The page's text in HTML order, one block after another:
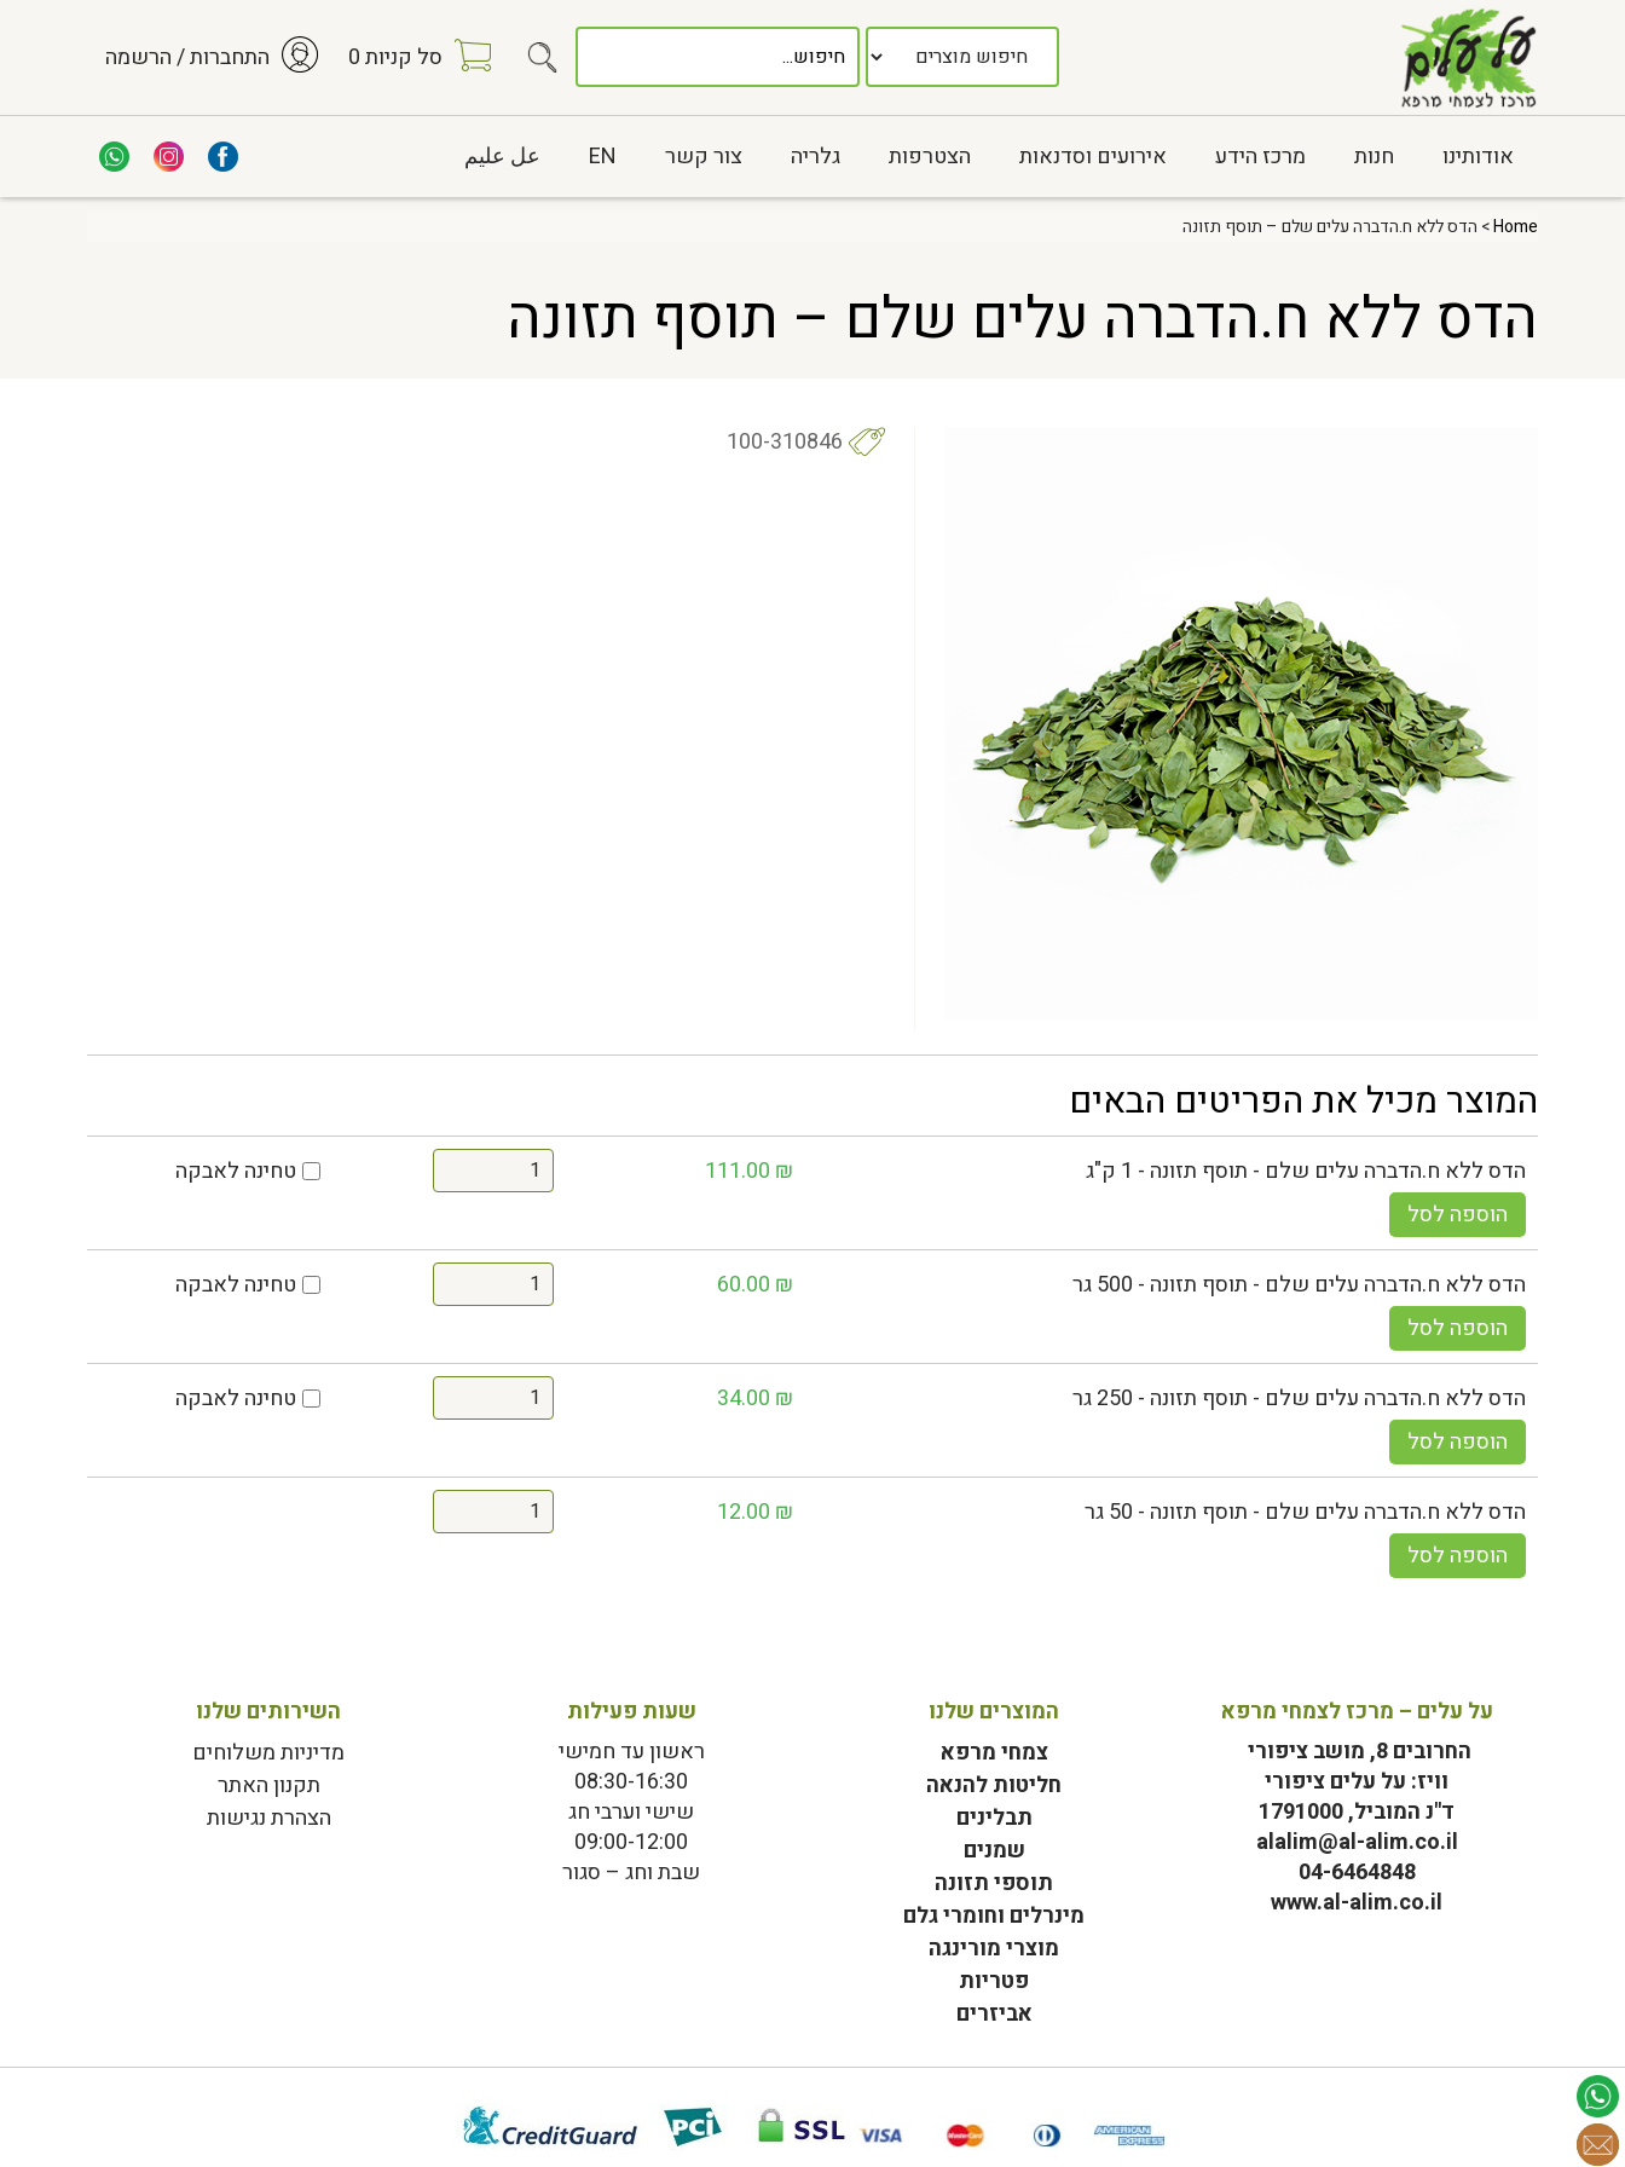
סל קניות0 התחברות / הרשמה
אודותינו חנות מרכז הידע אירועים וסדנאות הצטרפות גלריה צור קשר EN عل عليم
Home> הדס ללא ח.הדברה עלים שלם – תוסף תזונה
הדס ללא ח.הדברה עלים שלם – תוסף תזונה
100-310846
המוצר מכיל את הפריטים הבאים
הדס ללא ח.הדברה עלים שלם - תוסף תזונה - 1 ק"ג 111.00 ₪
טחינה לאבקה
הוספה לסל
הדס ללא ח.הדברה עלים שלם - תוסף תזונה - 500 גר 60.00 ₪
טחינה לאבקה
הוספה לסל
הדס ללא ח.הדברה עלים שלם - תוסף תזונה - 250 גר 34.00 ₪
טחינה לאבקה
הוספה לסל
הדס ללא ח.הדברה עלים שלם - תוסף תזונה - 50 גר 12.00 ₪
הוספה לסל
על עלים – מרכז לצמחי מרפא
החרובים 8, מושב ציפורי
וויז: על עלים ציפורי
ד"נ המוביל, 1791000
alalim@al-alim.co.il
04-6464848
www.al-alim.co.il
המוצרים שלנו
צמחי מרפא
חליטות להנאה
תבלינים
שמנים
תוספי תזונה
מינרלים וחומרי גלם
מוצרי מורינגה
פטריות
אביזרים
שעות פעילות
ראשון עד חמישי
08:30-16:30
שישי וערבי חג
09:00-12:00
שבת וחג – סגור
השירותים שלנו
מדיניות משלוחים
תקנון האתר
הצהרת נגישות